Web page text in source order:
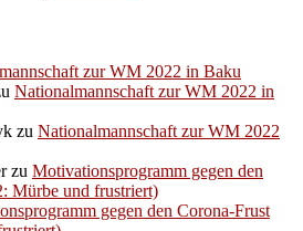
zur WM 2022 in Baku
Nationalmannschaft zur WM 2022 in
zu Nationalmannschaft zur WM 2022
zu Motivationsprogramm gegen den
Mürbe und frustriert)
gegen den Corona-Frust